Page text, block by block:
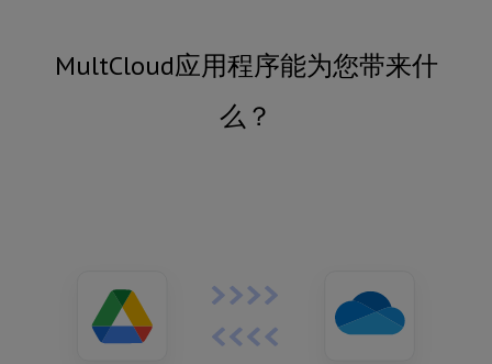
MultCloud应用程序能为您带来什
么？